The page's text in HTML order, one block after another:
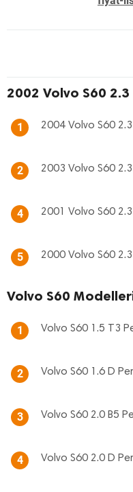
2002 Volvo S60 2.3
1 2004 Volvo S60
2 2003 Volvo S60
4 2001 Volvo S60
5 2000 Volvo S60
Volvo S60
1 Volvo S60 1.5 T3
2 Volvo S60 1.6 D
3 Volvo S60 2.0 B5
4 Volvo S60 2.0 D